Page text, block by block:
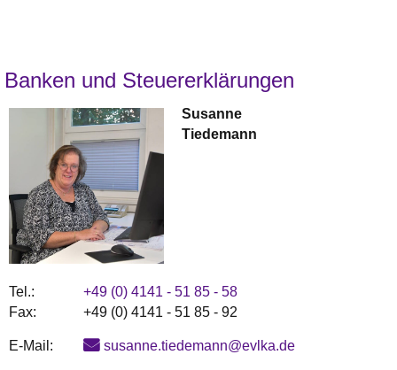
Banken und Steuererklärungen
Susanne
Tiedemann
Tel.:
+49 (0) 4141 - 51 85 - 58
Fax:
+49 (0) 4141 - 51 85 - 92
E-Mail: susanne.tiedemann@evlka.de